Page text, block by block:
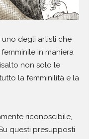
uno degli artisti che
in maniera
non solo le
la femminilità e la
riconoscibile,
questi presupposti